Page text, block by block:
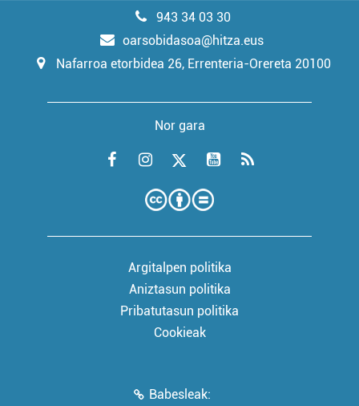
943 34 03 30
oarsobidasoa@hitza.eus
Nafarroa etorbidea 26, Errenteria-Orereta 20100
Nor gara
Argitalpen politika
Aniztasun politika
Pribatutasun politika
Cookieak
Babesleak: